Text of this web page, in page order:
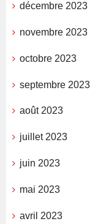
décembre 2023
novembre 2023
octobre 2023
septembre 2023
août 2023
juillet 2023
juin 2023
mai 2023
avril 2023